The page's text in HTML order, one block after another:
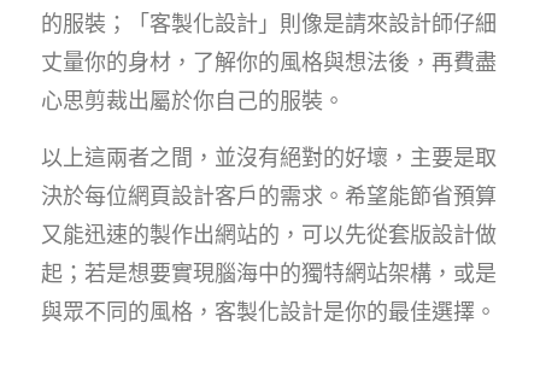
的服裝；「客製化設計」則像是請來設計師仔細
丈量你的身材，了解你的風格與想法後，再費盡
心思剪裁出屬於你自己的服裝。
以上這兩者之間，並沒有絕對的好壞，主要是取
決於每位網頁設計客戶的需求。希望能節省預算
又能迅速的製作出網站的，可以先從套版設計做
起；若是想要實現腦海中的獨特網站架構，或是
與眾不同的風格，客製化設計是你的最佳選擇。